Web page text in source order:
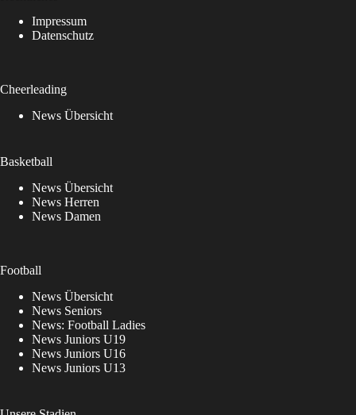
Impressum
Datenschutz
Cheerleading
News Übersicht
Basketball
News Übersicht
News Herren
News Damen
Football
News Übersicht
News Seniors
News: Football Ladies
News Juniors U19
News Juniors U16
News Juniors U13